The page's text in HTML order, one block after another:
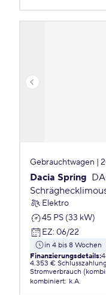
Gebrauchtwagen |
Dacia Spring
Elektro
45 PS (33 kW)
EZ: 06/22
in 4 bis 8 Wochen
Finanzierungsdetails:
4.353 € Schlusszahlung
Stromverbrauch
kombiniert: k.A.